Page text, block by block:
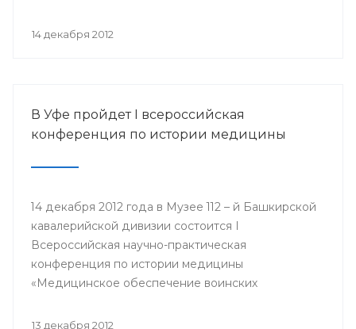
организации Башкортостана профсоюза
14 декабря 2012
В Уфе пройдет I всероссийская
конференция по истории медицины
14 декабря 2012 года в Музее 112 – й Башкирской
кавалерийской дивизии состоится I
Всероссийская научно-практическая
конференция по истории медицины
«Медицинское обеспечение воинских
войны».
13 декабря 2012